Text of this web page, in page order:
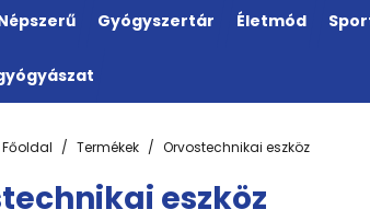
Gyógyszertár Életmód
Főoldal Termékek Orvostechnikai eszköz
eszköz